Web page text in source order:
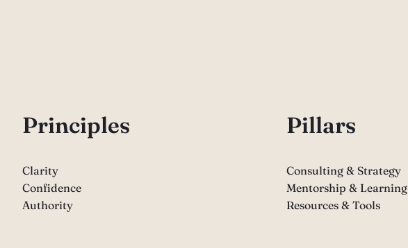
Principles
Clarity
Confidence
Authority
Pillars
Consulting & Strategy
Mentorship & Learning
Resources & Tools